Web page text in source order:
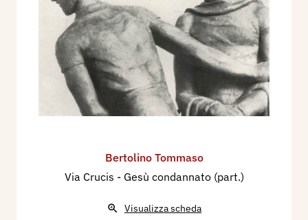
Bertolino Tommaso
Via Crucis - Gesù condannato (part.)
Visualizza scheda